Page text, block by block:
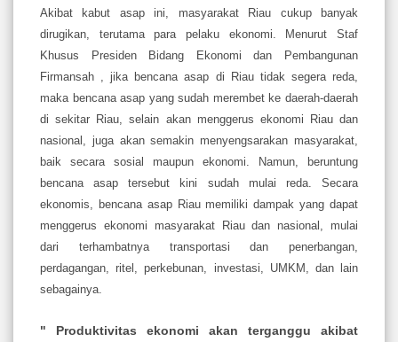
Akibat kabut asap ini, masyarakat Riau cukup banyak
dirugikan, terutama para pelaku ekonomi. Menurut Staf
Khusus Presiden Bidang Ekonomi dan Pembangunan
Firmansah , jika bencana asap di Riau tidak segera reda,
maka bencana asap yang sudah merembet ke daerah-daerah
di sekitar Riau, selain akan menggerus ekonomi Riau dan
nasional, juga akan semakin menyengsarakan masyarakat,
baik secara sosial maupun ekonomi. Namun, beruntung
bencana asap tersebut kini sudah mulai reda. Secara
ekonomis, bencana asap Riau memiliki dampak yang dapat
menggerus ekonomi masyarakat Riau dan nasional, mulai
dari terhambatnya transportasi dan penerbangan,
perdagangan, ritel, perkebunan, investasi, UMKM, dan lain
sebagainya.
" Produktivitas ekonomi akan terganggu akibat